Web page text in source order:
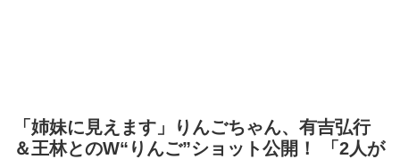
「姉妹に見えます」りんごちゃん、有吉弘行
＆王林とのW“りんご”ショット公開！ 「2人が